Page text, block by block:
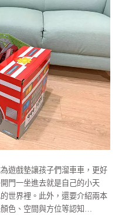
遊戲墊讓孩子們溜車車，更好
門一坐進去就是自己的小天
世界裡。此外，還要介紹兩本
色、空間與方位等認知…